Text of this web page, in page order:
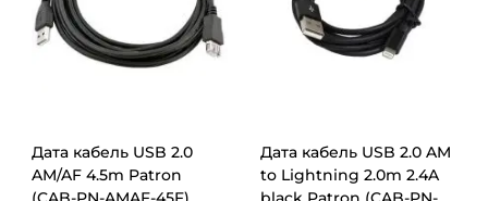
Дата кабель USB 2.0
AM/AF 4.5m Patron
Дата кабель USB 2.0 AM
to Lightning 2.0m 2.4A